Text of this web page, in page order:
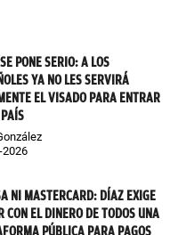
PONE SERIO: A LOS
YA NO LES SERVIRÁ
EL VISADO PARA ENTRAR
2026
NI MASTERCARD: DÍAZ EXIGE
CON EL DINERO DE TODOS UNA
PÚBLICA PARA PAGOS